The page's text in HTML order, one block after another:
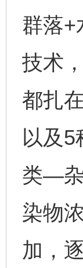
群落+
技术
都扎
以及
类—杂
染物
加，